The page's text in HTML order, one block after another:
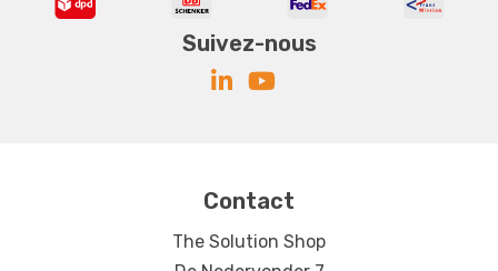
Suivez-nous
Contact
The Solution Shop